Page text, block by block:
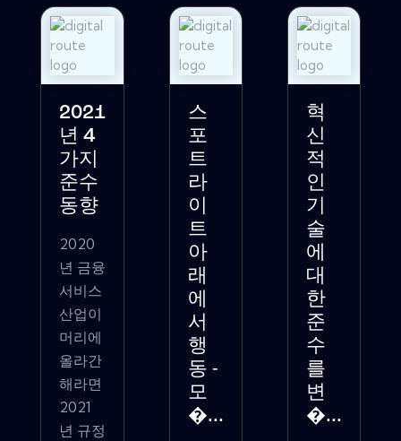
2021
년 4
가지
준수
동향
2020
년 금융
서비스
산업이
머리에
올라간
해라면
2021
년 규정
스
포
트
라
이
트
아
래
에
서
행
동 -
모
�...
혁
신
적
인
기
술
에
대
한
준
수
를
변
�...